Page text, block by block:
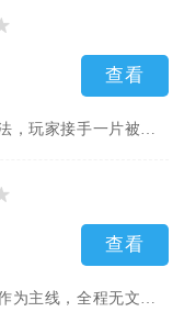
查看
查看